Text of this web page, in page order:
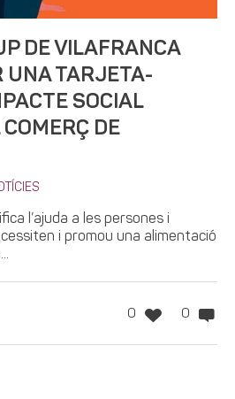
DE VILAFRANCA
UNA TARJETA-
SOCIAL
DE
l’ajuda a les persones i
i promou una alimentació
0 0